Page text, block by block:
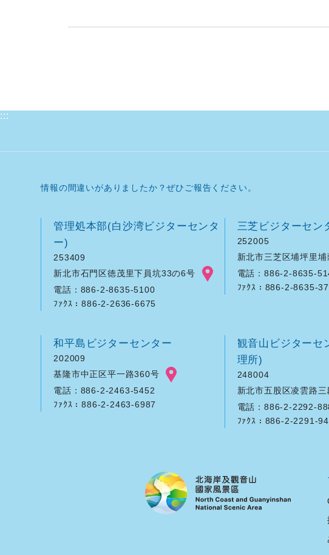
:::
情報の間違いがありましたか？ぜひご報告ください。
管理処本部(白沙湾ビジターセンタ
ー)
253409
新北市石門区徳茂里下員坑33の6号
電話：886-2-8635-5100
ﾌｧｸｽ：886-2-2636-6675
三芝ビジターセン
252005
新北市三芝区埔坪里
電話：886-2-8635-
ﾌｧｸｽ：886-2-8635-
和平島ビジターセンター
202009
基隆市中正区平一路360号
電話：886-2-2463-5452
ﾌｧｸｽ：886-2-2463-6987
観音山ビジターセ
理所)
248004
新北市五股区凌雲路
電話：886-2-2292-
ﾌｧｸｽ：886-2-2291-